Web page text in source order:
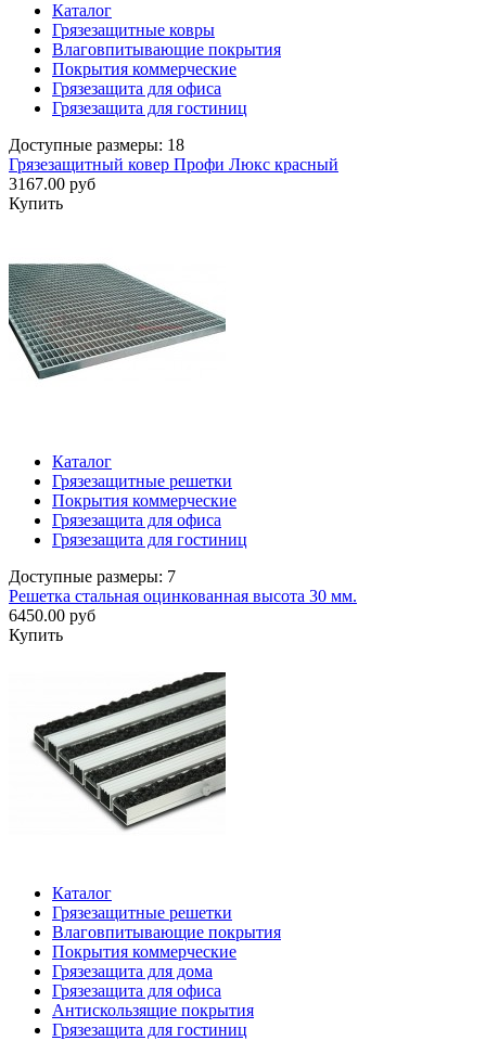
Каталог
Грязезащитные ковры
Влаговпитывающие покрытия
Покрытия коммерческие
Грязезащита для офиса
Грязезащита для гостиниц
Доступные размеры: 18
Грязезащитный ковер Профи Люкс красный
3167.00 руб
Купить
Каталог
Грязезащитные решетки
Покрытия коммерческие
Грязезащита для офиса
Грязезащита для гостиниц
Доступные размеры: 7
Решетка стальная оцинкованная высота 30 мм.
6450.00 руб
Купить
Каталог
Грязезащитные решетки
Влаговпитывающие покрытия
Покрытия коммерческие
Грязезащита для дома
Грязезащита для офиса
Антискользящие покрытия
Грязезащита для гостиниц